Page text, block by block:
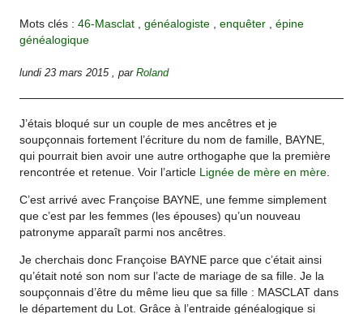
Mots clés :46-Masclat ,généalogiste ,enquêter ,épine
généalogique
lundi 23 mars 2015 ,parRoland
J’étais bloqué sur un couple de mes ancêtres et je
soupçonnais fortement l’écriture du nom de famille, BAYNE,
qui pourrait bien avoir une autre orthogaphe que la première
rencontrée et retenue. Voir l’article Lignée de mère en mère.
C’est arrivé avec Françoise BAYNE, une femme simplement
que c’est par les femmes (les épouses) qu’un nouveau
patronyme apparaît parmi nos ancêtres.
Je cherchais donc Françoise BAYNE parce que c’était ainsi
qu’était noté son nom sur l’acte de mariage de sa fille. Je la
soupçonnais d’être du même lieu que sa fille : MASCLAT dans
le département du Lot. Grâce à l’entraide généalogique si